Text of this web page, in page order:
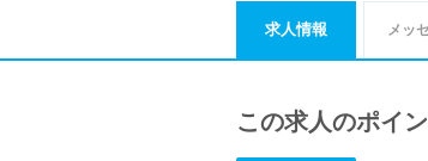
求人情報 メッ
この求人のポイ